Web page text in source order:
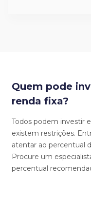
Quem pode
renda fixa?
Todos podem investir
existem restrições.
atentar ao percentual
Procure um
percentual